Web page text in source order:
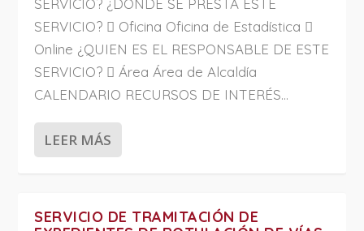
SERVICIO? ¿DÓNDE SE PRESTA ESTE
SERVICIO?  Oficina Oficina de Estadística 
Online ¿QUIEN ES EL RESPONSABLE DE ESTE
SERVICIO?  Área Área de Alcaldía
CALENDARIO RECURSOS DE INTERÉS...
LEER MÁS
SERVICIO DE TRAMITACIÓN DE